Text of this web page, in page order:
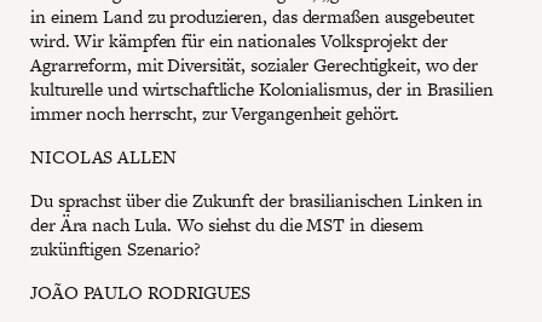
in einem Land zu produzieren, das dermaßen ausgebeutet
wird. Wir kämpfen für ein nationales Volksprojekt der
Agrarreform, mit Diversität, sozialer Gerechtigkeit, wo der
kulturelle und wirtschaftliche Kolonialismus, der in Brasilien
immer noch herrscht, zur Vergangenheit gehört.
NICOLAS ALLEN
Du sprachst über die Zukunft der brasilianischen Linken in
der Ära nach Lula. Wo siehst du die MST in diesem
zukünftigen Szenario?
JOÃO PAULO RODRIGUES